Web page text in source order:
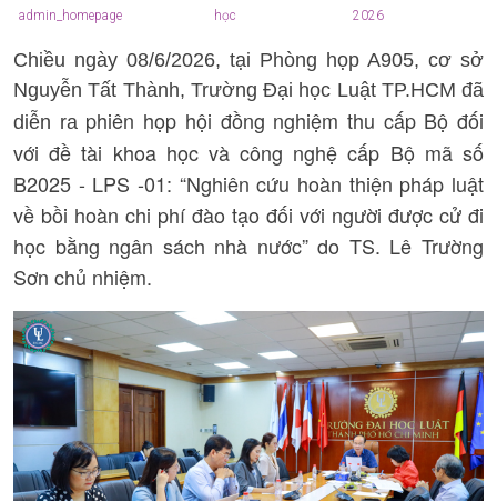
admin_homepage
học
2026
Chiều ngày 08/6/2026, tại Phòng họp A905, cơ sở
Nguyễn Tất Thành, Trường Đại học Luật TP.HCM đã
diễn ra phiên họp hội đồng nghiệm thu cấp Bộ đối
với đề tài khoa học và công nghệ cấp Bộ mã số
B2025 - LPS -01: “Nghiên cứu hoàn thiện pháp luật
về bồi hoàn chi phí đào tạo đối với người được cử đi
học bằng ngân sách nhà nước” do TS. Lê Trường
Sơn chủ nhiệm.